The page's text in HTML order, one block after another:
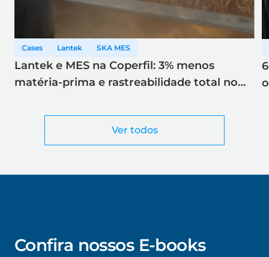
Ver todos
Cases Lantek SKA MES
Lantek e MES na Coperfil: 3% menos
matéria-prima e rastreabilidade total no
Confira nossos E-books